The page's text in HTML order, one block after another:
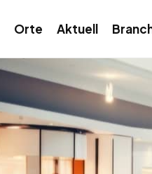
Orte Aktuell